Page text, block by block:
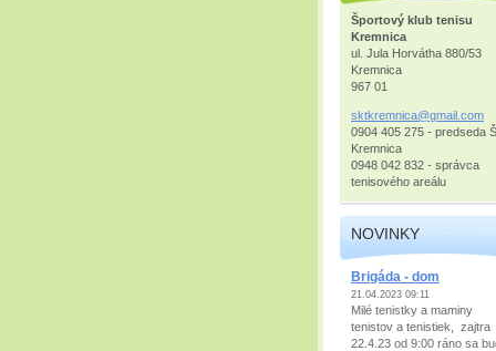
Športový klub tenisu
Kremnica
ul. Jula Horvátha 880/53
Kremnica
967 01
sktkremnica@gmail.com
0904 405 275 - predseda
Kremnica
0948 042 832 - správca
tenisového areálu
NOVINKY
Brigáda - dom
21.04.2023 09:11
Milé tenistky a maminy
tenistov a tenistiek, zajtra
22.4.23 od 9:00 ráno sa